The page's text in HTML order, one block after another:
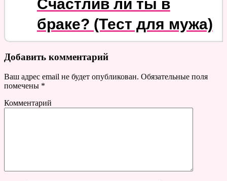
Счастлив ли ты в
браке? (Тест для мужа)
Добавить комментарий
Ваш адрес email не будет опубликован. Обязательные поля
помечены *
Комментарий